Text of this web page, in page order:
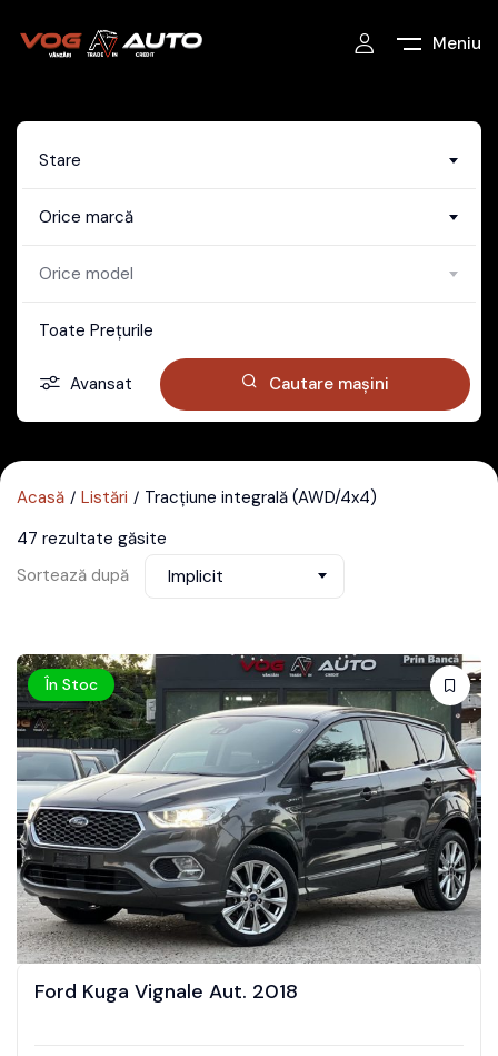
Meniu
Stare
Orice marcă
Orice model
Toate Prețurile
Avansat Cautare mașini
Acasă Listări
Tracțiune integrală (AWD/4x4)
47 rezultate găsite
Sortează după
Implicit
În Stoc
Ford Kuga Vignale Aut. 2018